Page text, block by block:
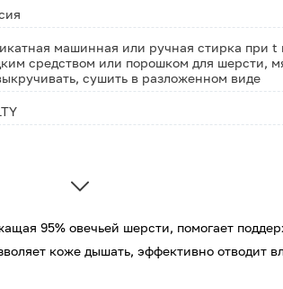
машинная или ручная стирка при t
средством или порошком для шерсти,
сушить в разложенном виде
95% овечьей шерсти, помогает
коже дышать, эффективно отводит